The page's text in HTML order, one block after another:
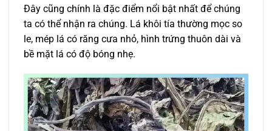
Đây cũng chính là đặc điểm nổi bật nhất để chúng
ta có thể nhận ra chúng. Lá khôi tía thường mọc so
le, mép lá có răng cưa nhỏ, hình trứng thuôn dài và
bề mặt lá có độ bóng nhẹ.